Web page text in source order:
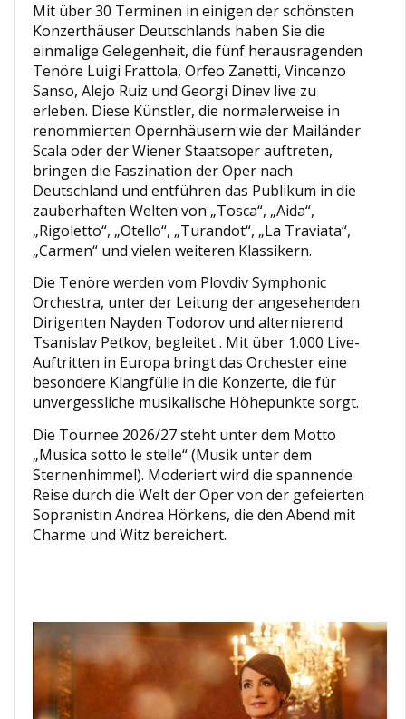
Mit über 30 Terminen in einigen der schönsten
Konzerthäuser Deutschlands haben Sie die
einmalige Gelegenheit, die fünf herausragenden
Tenöre Luigi Frattola, Orfeo Zanetti, Vincenzo
Sanso, Alejo Ruiz und Georgi Dinev live zu
erleben. Diese Künstler, die normalerweise in
renommierten Opernhäusern wie der Mailänder
Scala oder der Wiener Staatsoper auftreten,
bringen die Faszination der Oper nach
Deutschland und entführen das Publikum in die
zauberhaften Welten von „Tosca“, „Aida“,
„Rigoletto“, „Otello“, „Turandot“, „La Traviata“,
„Carmen“ und vielen weiteren Klassikern.
Die Tenöre werden vom Plovdiv Symphonic
Orchestra, unter der Leitung der angesehenden
Dirigenten Nayden Todorov und alternierend
Tsanislav Petkov, begleitet . Mit über 1.000 Live-
Auftritten in Europa bringt das Orchester eine
besondere Klangfülle in die Konzerte, die für
unvergessliche musikalische Höhepunkte sorgt.
Die Tournee 2026/27 steht unter dem Motto
„Musica sotto le stelle“ (Musik unter dem
Sternenhimmel). Moderiert wird die spannende
Reise durch die Welt der Oper von der gefeierten
Sopranistin Andrea Hörkens, die den Abend mit
Charme und Witz bereichert.